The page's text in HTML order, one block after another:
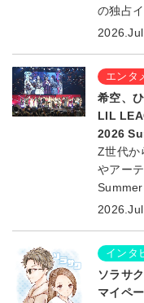
の独占
エンタ
希空、
LIL
2026
Z世代か
やアー
インタ
ソラサ
マイペ